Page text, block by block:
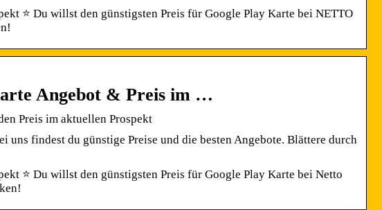
⭐ Du willst den günstigsten Preis für Google Play Karte bei NETTO
Angebot & Preis im …
Preis im aktuellen Prospekt
findest du günstige Preise und die besten Angebote. Blättere durch
⭐ Du willst den günstigsten Preis für Google Play Karte bei Netto